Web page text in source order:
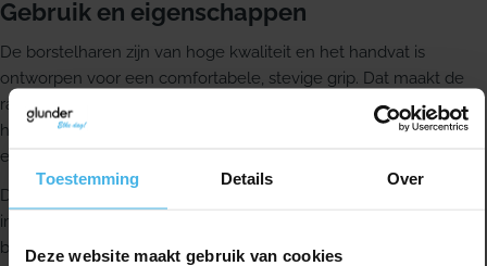
Toestemming Details Over
Deze website maakt gebruik van cookies
Gebruik en eigenschappen
De borstelharen zijn van hoge kwaliteit en het handvat is
ontworpen voor een comfortabele, stevige grip. Dat maakt de
rager gebruiksvriendelijk en ergonomisch in gebruik. De rager
heeft een kunststof ommantelde metalen draad en bestaat uit
een borstel en handvat uit één stuk.
Deze rager is ook geschikt voor efficiënte reiniging van
implantaten en vaste orthodontische apparatuur, zoals een
beugel.